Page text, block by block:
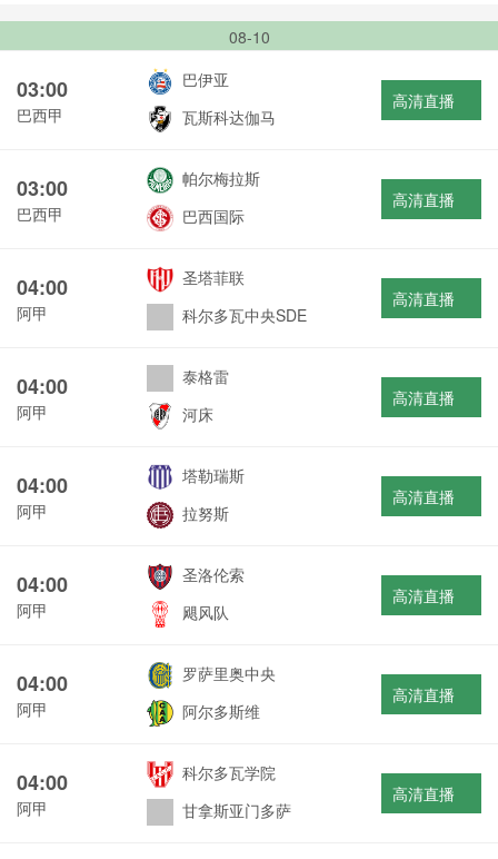
08-10
03:00
巴西甲
巴伊亚
瓦斯科达伽马
高清直播
03:00
巴西甲
帕尔梅拉斯
巴西国际
高清直播
04:00
阿甲
圣塔菲联
科尔多瓦中央SDE
高清直播
04:00
阿甲
泰格雷
河床
高清直播
04:00
阿甲
塔勒瑞斯
拉努斯
高清直播
04:00
阿甲
圣洛伦索
飓风队
高清直播
04:00
阿甲
罗萨里奥中央
阿尔多斯维
高清直播
04:00
阿甲
科尔多瓦学院
甘拿斯亚门多萨
高清直播